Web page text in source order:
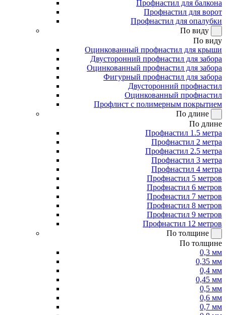
Профнастил для балкона
Профнастил для ворот
Профнастил для опалубки
По виду
По виду
Оцинкованный профнастил для крыши
Двусторонний профнастил для забора
Оцинкованный профнастил для забора
Фигурный профнастил для забора
Двусторонний профнастил
Оцинкованный профнастил
Профлист с полимерным покрытием
По длине
По длине
Профнастил 1.5 метра
Профнастил 2 метра
Профнастил 2.5 метра
Профнастил 3 метра
Профнастил 4 метра
Профнастил 5 метров
Профнастил 6 метров
Профнастил 7 метров
Профнастил 8 метров
Профнастил 9 метров
Профнастил 12 метров
По толщине
По толщине
0,3 мм
0,35 мм
0,4 мм
0,45 мм
0,5 мм
0,6 мм
0,7 мм